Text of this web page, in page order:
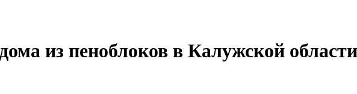
из пеноблоков в Калужской области